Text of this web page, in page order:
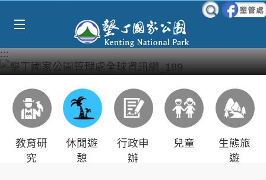
:::
教育研
究
休閒遊
憩
行政申
辦
兒童
生態旅
遊